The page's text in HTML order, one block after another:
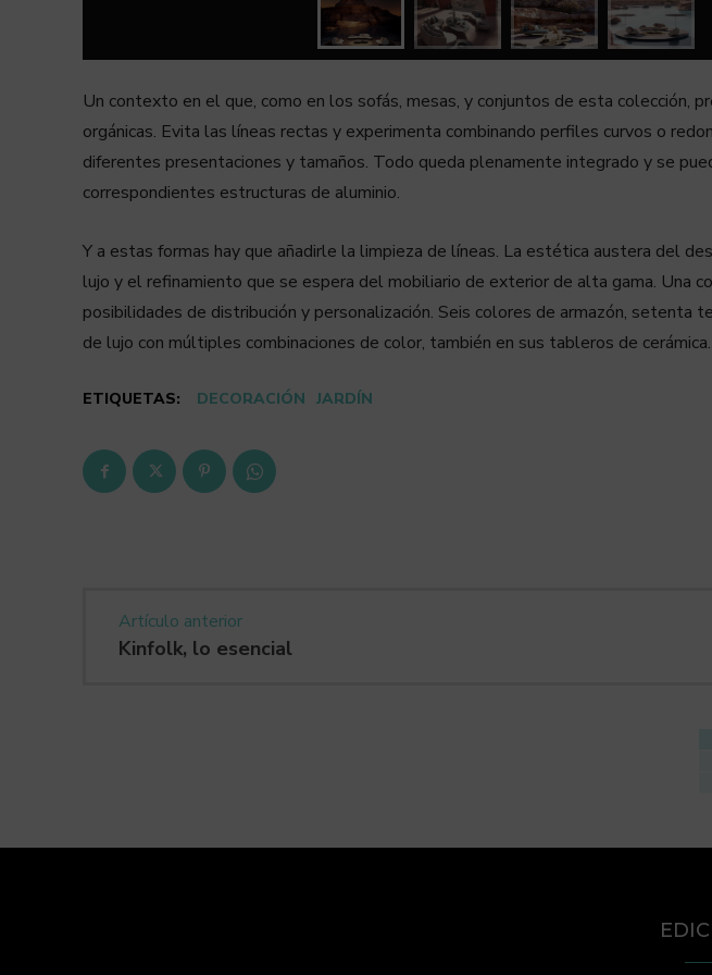
Un contexto en el que, como en los sofás, mesas, y conjuntos de esta colección,
orgánicas. Evita las líneas rectas y experimenta combinando perfiles curvos o
diferentes presentaciones y tamaños. Todo queda plenamente integrado y se
correspondientes estructuras de aluminio.
Y a estas formas hay que añadirle la limpieza de líneas. La estética austera del
lujo y el refinamiento que se espera del mobiliario de exterior de alta gama. Una
posibilidades de distribución y personalización. Seis colores de armazón, setenta
de lujo con múltiples combinaciones de color, también en sus tableros de cerámica.
ETIQUETAS: DECORACIÓN JARDÍN
Artículo anterior
Kinfolk, lo esencial